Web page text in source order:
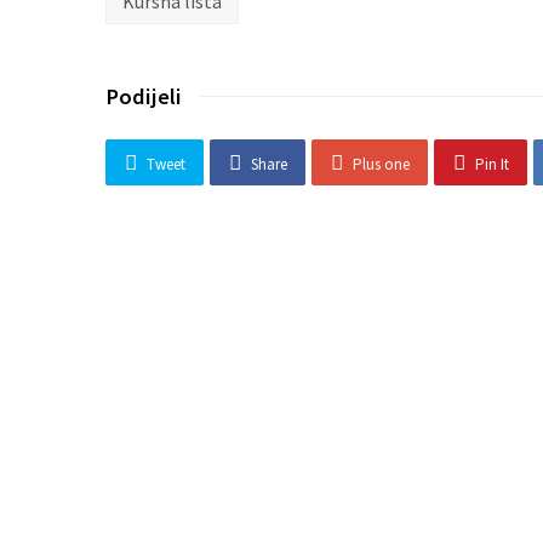
Podijeli
Tweet Share Plus one Pin It